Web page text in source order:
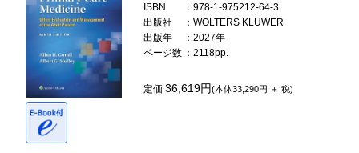
ISBN
：978-1-975212-64-3
出版社
：WOLTERS KLUWER
出版年
：2027年
ページ数 ：2118pp.
定価36,619円(本体33,290円 ＋ 税)